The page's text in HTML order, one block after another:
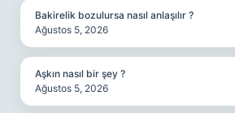
Bakirelik bozulursa nasıl anlaşılır ?
Ağustos 5, 2026
Aşkın nasıl bir şey ?
Ağustos 5, 2026